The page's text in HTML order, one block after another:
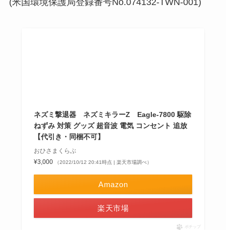
(米国環境保護局登録番号No.074132-TWN-001)
ネズミ撃退器 ネズミキラーZ Eagle-7800 駆除
ねずみ 対策 グッズ 超音波 電気 コンセント 追放
【代引き・同梱不可】
おひさまくらぶ
¥3,000
（2022/10/12 20:41時点 | 楽天市場調べ）
Amazon
楽天市場
ポチップ